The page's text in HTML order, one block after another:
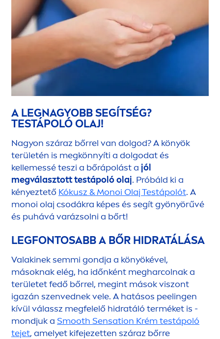
A LEGNAGYOBB SEGÍTSÉG?
TESTÁPOLÓ OLAJ!
Nagyon száraz bőrrel van dolgod? A könyök
területén is megkönnyíti a dolgodat és
kellemessé teszi a bőrápolást a jól
megválasztott testápoló olaj. Próbáld ki a
kényeztető Kókusz & Monoi Olaj Testápolót. A
monoi olaj csodákra képes és segít gyönyörűvé
és puhává varázsolni a bőrt!
LEGFONTOSABB A BŐR HIDRATÁLÁSA
Valakinek semmi gondja a könyökével,
másoknak elég, ha időnként megharcolnak a
területet fedő bőrrel, megint mások viszont
igazán szenvednek vele. A hatásos peelingen
kívül válassz megfelelő hidratáló terméket is -
mondjuk a Smooth Sensation Krém testápoló
tejet, amelyet kifejezetten száraz bőrre